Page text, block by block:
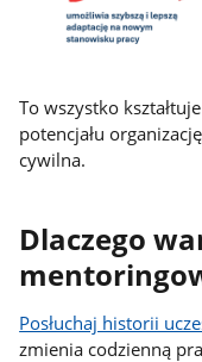
To wszystko
potencjału
cywilna.
Dlaczego
Posłuchaj historii
zmienia codzienną